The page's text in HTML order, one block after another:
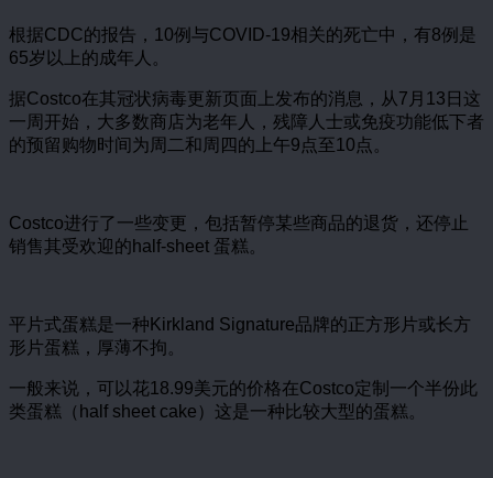
根据CDC的报告，10例与COVID-19相关的死亡中，有8例是
65岁以上的成年人。
据Costco在其冠状病毒更新页面上发布的消息，从7月13日这
一周开始，大多数商店为老年人，残障人士或免疫功能低下者
的预留购物时间为周二和周四的上午9点至10点。
Costco进行了一些变更，包括暂停某些商品的退货，还停止
销售其受欢迎的half-sheet 蛋糕。
平片式蛋糕是一种Kirkland Signature品牌的正方形片或长方
形片蛋糕，厚薄不拘。
一般来说，可以花18.99美元的价格在Costco定制一个半份此
类蛋糕（half sheet cake）这是一种比较大型的蛋糕。